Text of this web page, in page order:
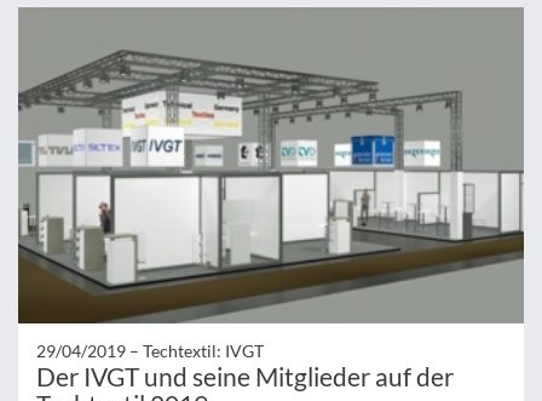
29/04/2019 – Techtextil: IVGT
Der IVGT und seine Mitglieder auf der